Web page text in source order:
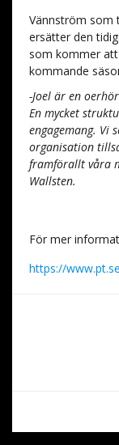
Vännström som
ersätter den
som kommer
kommande
-Joel är en
En mycket
engagemang. Vi
organisation
framförallt våra
Wallsten.
För mer
https://